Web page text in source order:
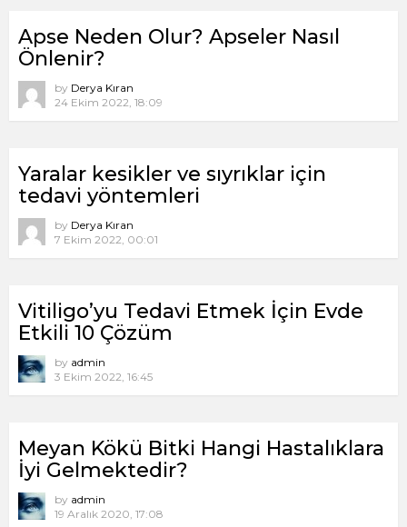
Apse Neden Olur? Apseler Nasıl
Önlenir?
by Derya Kıran
24 Ekim 2022, 18:09
Yaralar kesikler ve sıyrıklar için
tedavi yöntemleri
by Derya Kıran
7 Ekim 2022, 00:01
Vitiligo’yu Tedavi Etmek İçin Evde
Etkili 10 Çözüm
by admin
3 Ekim 2022, 16:45
Meyan Kökü Bitki Hangi Hastalıklara
İyi Gelmektedir?
by admin
19 Aralık 2020, 17:08